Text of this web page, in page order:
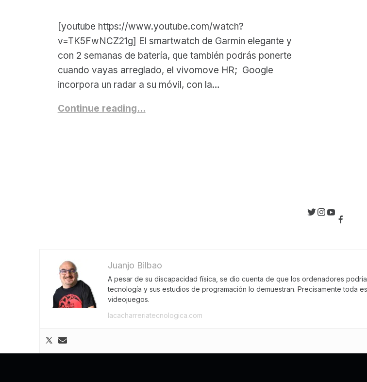
[youtube https://www.youtube.com/watch?
v=TK5FwNCZ21g] El smartwatch de Garmin elegante y
con 2 semanas de batería, que también podrás ponerte
cuando vayas arreglado, el vivomove HR; Google
incorpora un radar a su móvil, con la…
Continue reading…
Juanjo Bilbao
A pesar de su discapacidad física, se dio cuenta de que los ordenadores
tecnología y sus estudios de programación lo demuestran. Precisamente toda
videojuegos.
lacacharreriatecnologica.com